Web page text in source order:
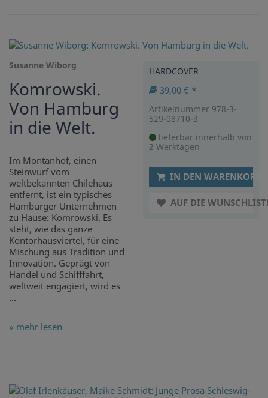
Susanne Wiborg
Komrowski.
Von Hamburg
in die Welt.
Im Montanhof, einen
Steinwurf vom
weltbekannten Chilehaus
entfernt, ist ein typisches
Hamburger Unternehmen
zu Hause: Komrowski. Es
steht, wie das ganze
Kontorhausviertel, für eine
Mischung aus Tradition und
Innovation. Geprägt von
Handel und Schifffahrt,
weltweit engagiert, wird es
...
» mehr lesen
HARDCOVER
39,00 € *
Artikelnummer 978-3-
529-08710-3
lieferbar innerhalb von
2 Werktagen
IN DEN WARENKORB
AUF DIE